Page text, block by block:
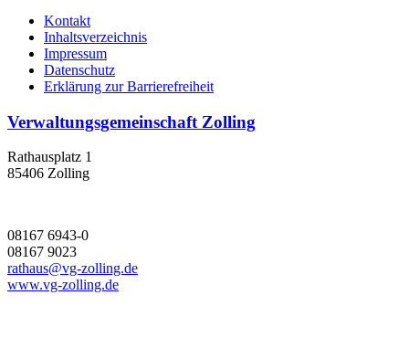
Kontakt
Inhaltsverzeichnis
Impressum
Datenschutz
Erklärung zur Barrierefreiheit
Verwaltungsgemeinschaft Zolling
Rathausplatz 1
85406 Zolling
08167 6943-0
08167 9023
rathaus@vg-zolling.de
www.vg-zolling.de